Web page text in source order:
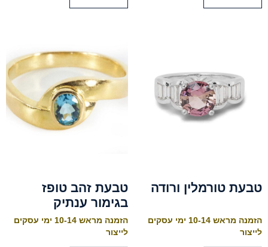
טבעת טורמלין ורודה
הזמנה מראש 10-14 ימי עסקים
לייצור
טבעת זהב טופז
בגימור ענתיק
הזמנה מראש 10-14 ימי עסקים
לייצור